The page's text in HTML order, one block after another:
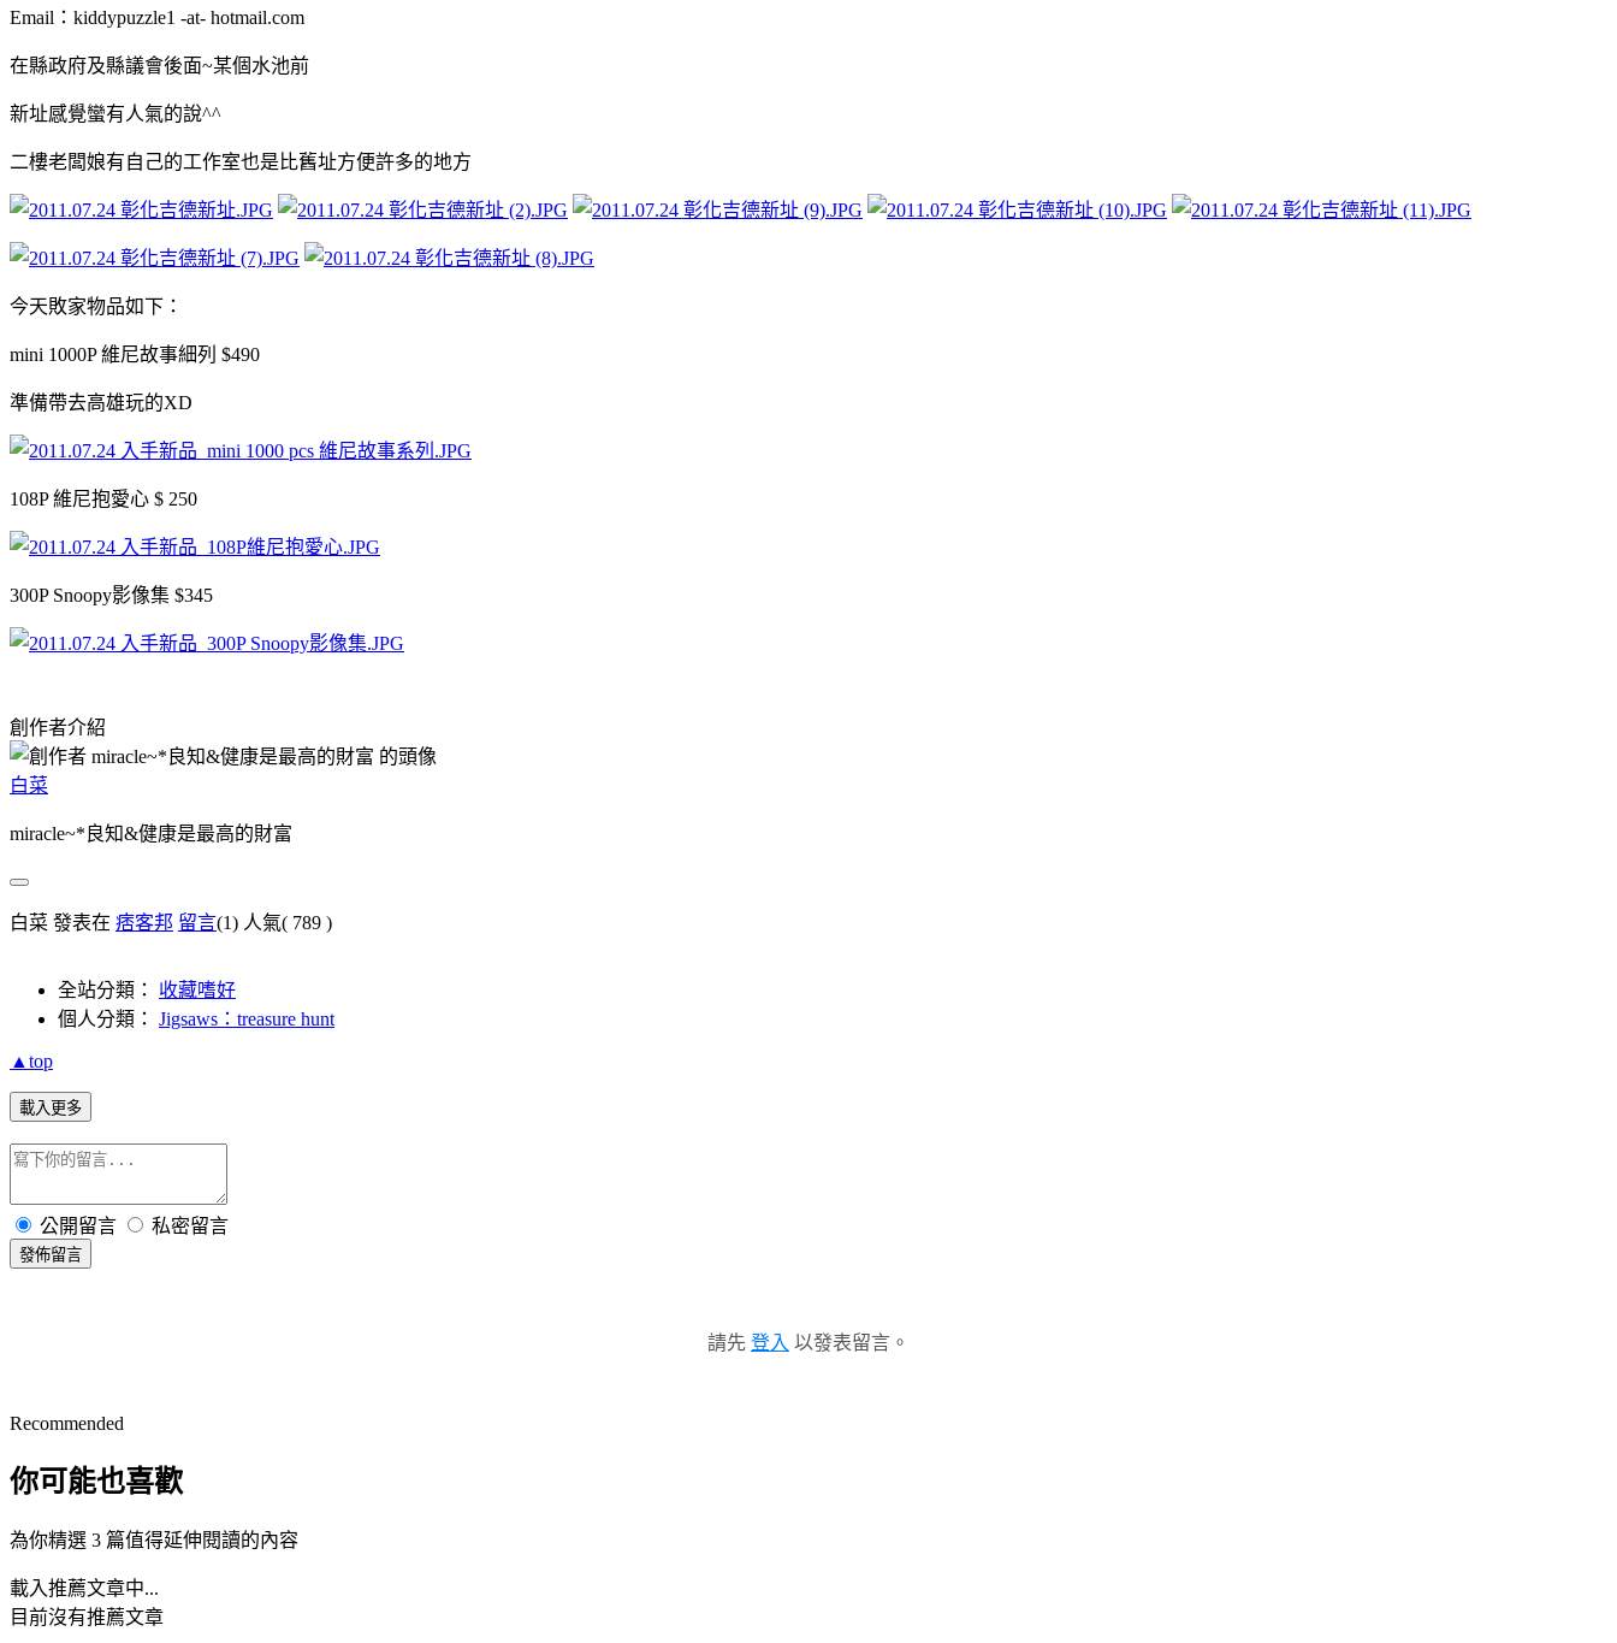
Email：kiddypuzzle1 -at- hotmail.com
在縣政府及縣議會後面~某個水池前
新址感覺蠻有人氣的說^^
二樓老闆娘有自己的工作室也是比舊址方便許多的地方
今天敗家物品如下：
mini 1000P 維尼故事細列 $490
準備帶去高雄玩的XD
108P 維尼抱愛心 $ 250
300P Snoopy影像集 $345
創作者介紹
白菜
miracle~*良知&健康是最高的財富
白菜 發表在 痞客邦 留言(1) 人氣( 789 )
全站分類： 收藏嗜好
個人分類： Jigsaws：treasure hunt
▲top
載入更多
公開留言 私密留言
發佈留言
請先 登入 以發表留言。
Recommended
你可能也喜歡
為你精選 3 篇值得延伸閱讀的內容
載入推薦文章中...
目前沒有推薦文章